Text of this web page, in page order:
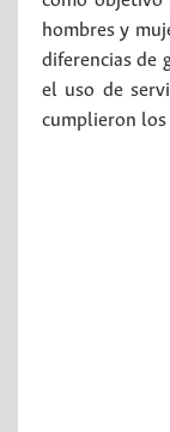
hombres y
diferencias de
el uso de
cumplieron